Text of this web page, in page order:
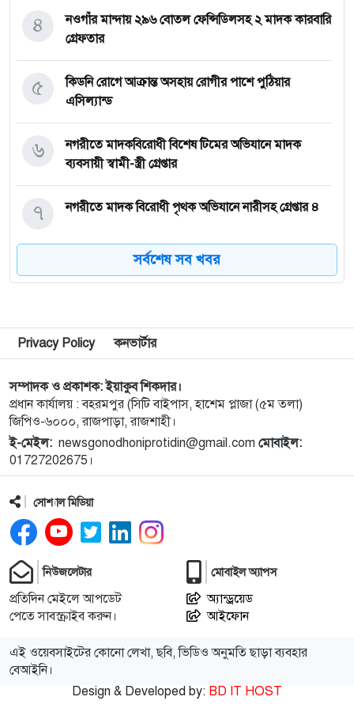
নওগাঁর মান্দায় ২৯৬ বোতল ফেন্সিডিলসহ ২ মাদক কারবারি
গ্রেফতার
৪
কিডনি রোগে আক্রান্ত অসহায় রোগীর পাশে পুঠিয়ার
এসিল্যান্ড
৫
নগরীতে মাদকবিরোধী বিশেষ টিমের অভিযানে মাদক
ব্যবসায়ী স্বামী-স্ত্রী গ্রেপ্তার
৬
নগরীতে মাদক বিরোধী পৃথক অভিযানে নারীসহ গ্রেপ্তার ৪
৭
নগরীতে মাসব্যাপী বৃক্ষরোপণ ও চারা বিতরণ কর্মসূচির
উদ্বোধন
৮
থাইল্যান্ডে স্কুলে গুলিতে নিহত ৪, আহত ১৫ শিক্ষার্থী
৯
গণমাধ্যম শক্তিশালী হলেই গণতন্ত্র শক্তিশালী হবে: মির্জা
ফখরুল
১০
পুরো উপসাগরীয় অঞ্চলকে ‘অন্ধকারে ডুবিয়ে’ দেওয়ার
হুমকি ইরানের
১১
বিটিভির নতুন মহাপরিচালক কাজী জেসিন
১২
জাতীয় স্টেডিয়ামের ক্রীড়া পরিবেশ ফেরানোর অঙ্গীকার
১৩
মিছিল ক্যানভাস ছবি উপহার
সবাইকে ছাড়িয়ে শীর্ষে শাহরুখ খান
সর্বশেষ সব খবর
Privacy Policy কনভার্টার
সম্পাদক ও প্রকাশক: ইয়াকুব শিকদার।
প্রধান কার্যালয় : বহরমপুর (সিটি বাইপাস, হাশেম প্লাজা (৫ম তলা)
জিপিও-৬০০০, রাজপাড়া, রাজশাহী।
ই-মেইল: newsgonodhoniprotidin@gmail.com মোবাইল:
01727202675।
সোশ্যাল মিডিয়া
নিউজলেটার
প্রতিদিন মেইলে আপডেট
পেতে সাবস্ক্রাইব করুন।
মোবাইল অ্যাপস
অ্যান্ড্রয়েড
আইফোন
এই ওয়েবসাইটের কোনো লেখা, ছবি, ভিডিও অনুমতি ছাড়া ব্যবহার
বেআইনি।
Design & Developed by: BD IT HOST